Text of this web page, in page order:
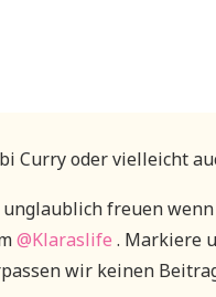
Curry oder vielleicht
freuen
@Klaraslife . Markiere
wir keinen